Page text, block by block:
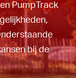
PumpTrack
bij de